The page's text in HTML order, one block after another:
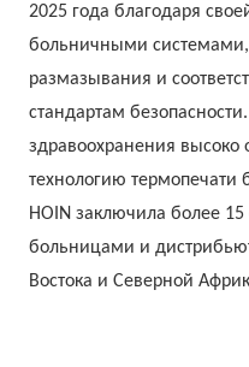
2025 года благодаря
больничными системами,
размазывания и
стандартам
здравоохранения высоко
технологию термопечати
HOIN заключила более
больницами и
Востока и Северной